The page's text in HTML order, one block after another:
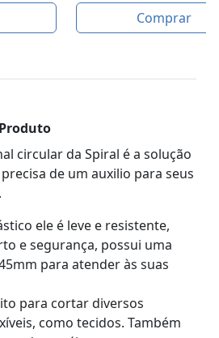
Comprar
circular da Spiral é a solução
de um auxilio para seus
ele é leve e resistente,
e segurança, possui uma
para atender às suas
para cortar diversos
como tecidos. Também